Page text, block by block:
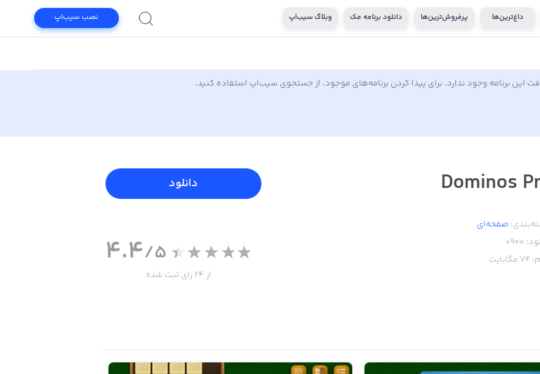
داغ‌ترین‌ها پرفروش‌ترین‌ها دانلود برنامه مک وبلاگ سیب‌اپ نصب سیب‌اپ
این برنامه وجود ندارد. برای پیدا کردن برنامه‌های موجود، از جستجوی سیب‌اپ استفاده کنید.
Dominos
صفحه‌ای
900+
74 مگابایت
دانلود
4.4/5
از 24 رای ثبت شده